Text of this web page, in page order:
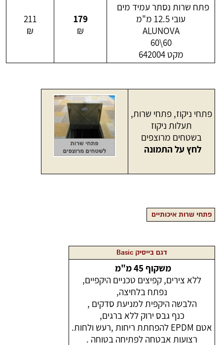
פתח שרות נסתר עמיד מים
עובי 12.5 מ"מ
ALUNOVA
60\60
מקט 642004
179
₪
211
₪
פתחי ניקוז, פתחי שרות,
תעלות ניקוז
בשטחים מרוצפים
לחץעל התמונה
פתחי שרות איכותיים
דגם בייסיק Basic
משקוף 45 מ"מ
ללא צירים, קפיצים טכניים היקפיים,
נפתח בלחיצה,
הלבשה היקפית למניעת סדקים ,
כנף גבס ירוק ללא ברגים,
אטם EPDM להפחתת ריחות ,רעש ולחות.
רצועות אבטחה לפתיחה בטוחה .